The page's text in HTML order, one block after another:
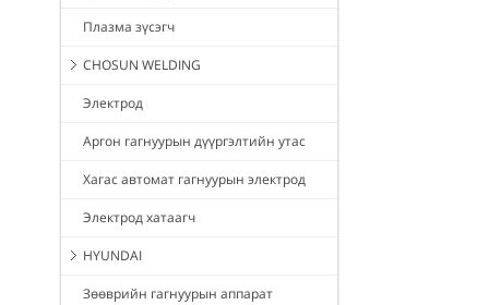
Плазма зүсэгч
CHOSUN WELDING
Электрод
Аргон гагнуурын дүүргэлтийн утас
Хагас автомат гагнуурын электрод
Электрод хатаагч
HYUNDAI
Зөөврийн гагнуурын аппарат